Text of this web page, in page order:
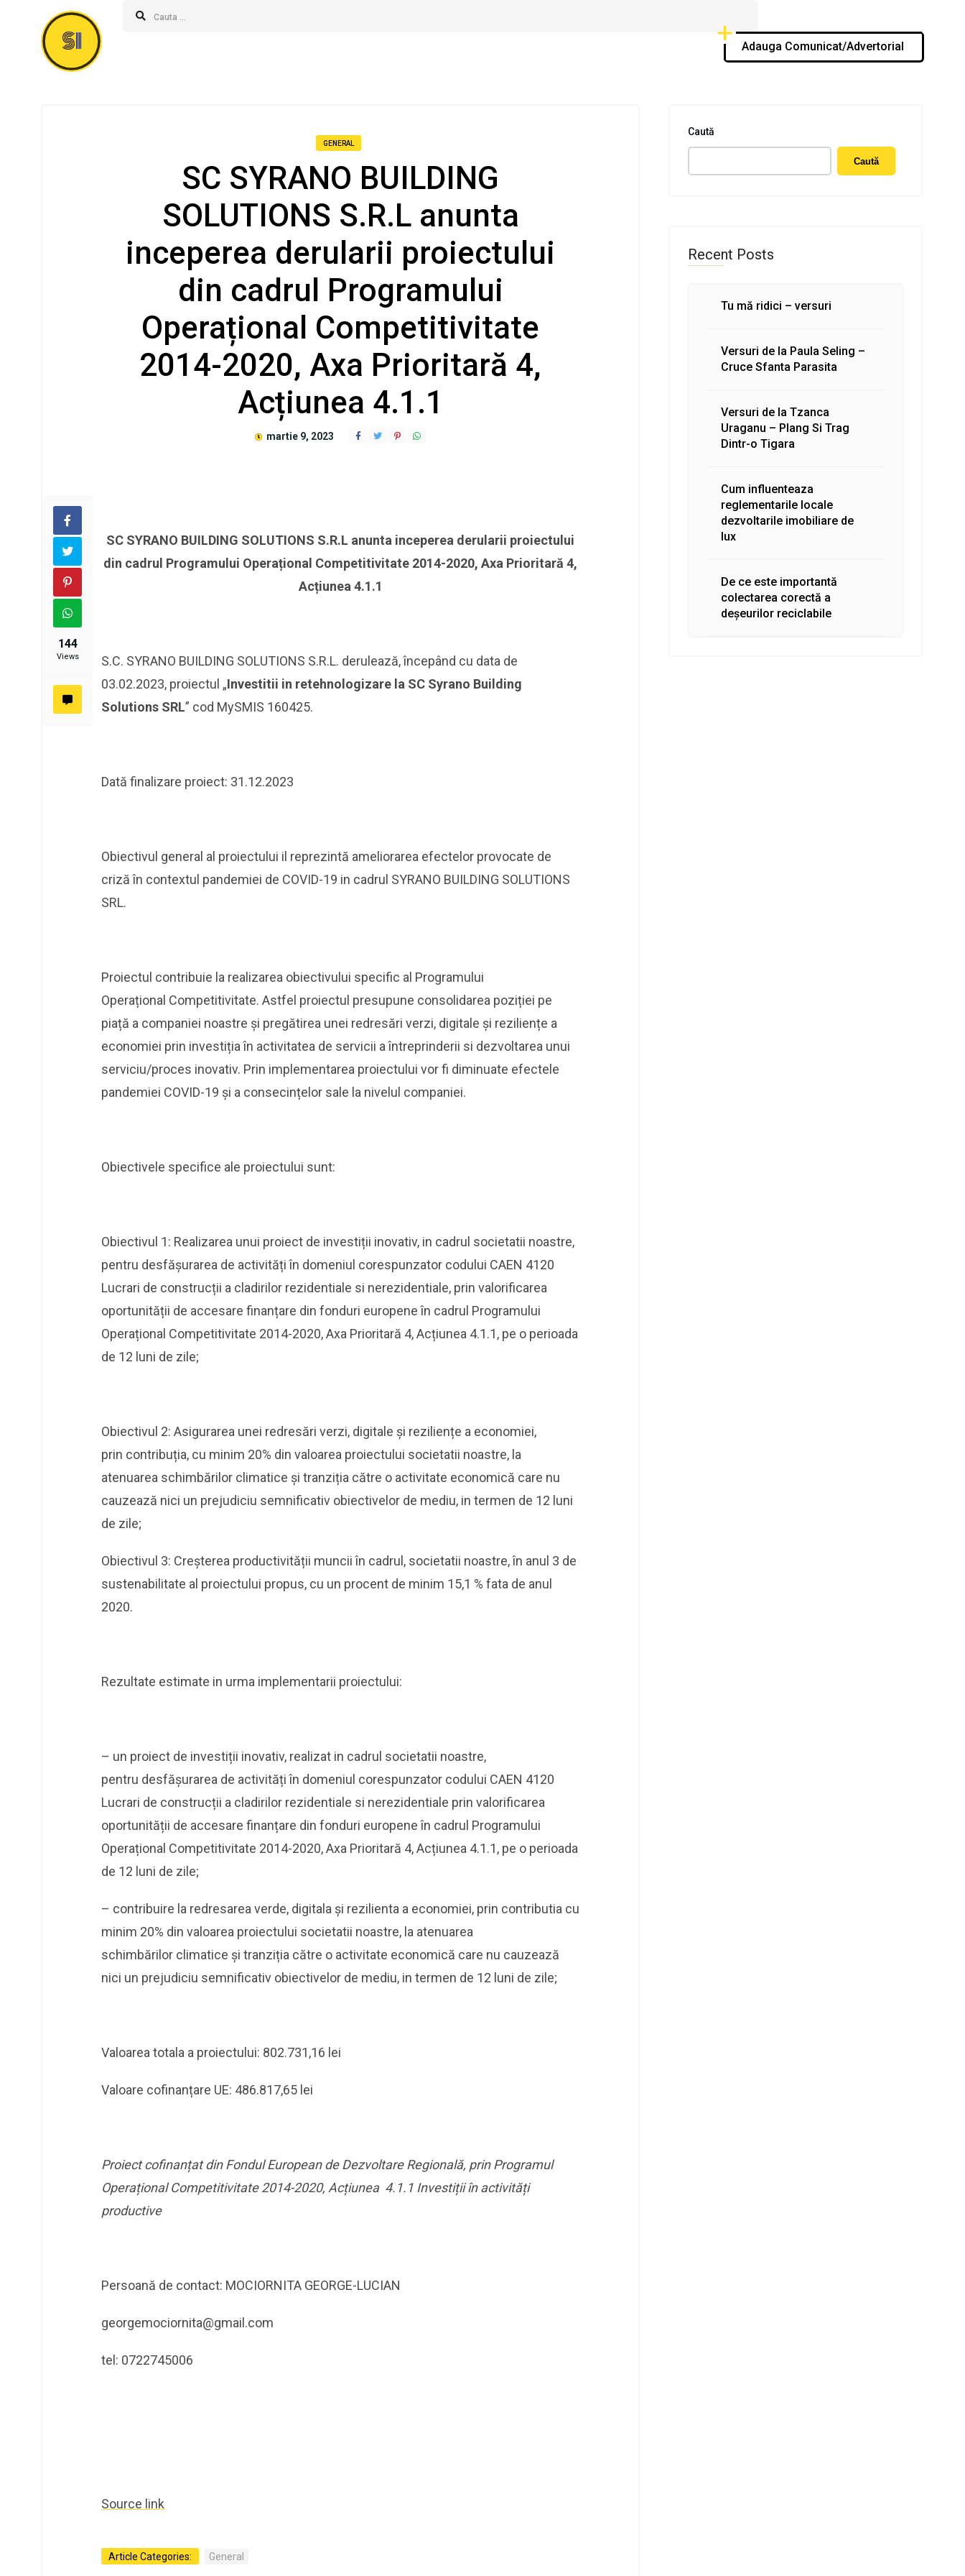
SI Adauga Comunicat/Advertorial
GENERAL
SC SYRANO BUILDING
SOLUTIONS S.R.L anunta
inceperea derularii proiectului
din cadrul Programului
Operațional Competitivitate
2014-2020, Axa Prioritară 4,
Acțiunea 4.1.1
martie 9, 2023
144
Views
SC SYRANO BUILDING SOLUTIONS S.R.L anunta inceperea derularii proiectului
din cadrul Programului Operațional Competitivitate 2014-2020, Axa Prioritară 4,
Acțiunea 4.1.1
S.C. SYRANO BUILDING SOLUTIONS S.R.L. derulează, începând cu data de
03.02.2023, proiectul „Investitii in retehnologizare la SC Syrano Building
Solutions SRL” cod MySMIS 160425.
Dată finalizare proiect: 31.12.2023
Obiectivul general al proiectului il reprezintă ameliorarea efectelor provocate de
criză în contextul pandemiei de COVID-19 in cadrul SYRANO BUILDING SOLUTIONS
SRL.
Proiectul contribuie la realizarea obiectivului specific al Programului
Operațional Competitivitate. Astfel proiectul presupune consolidarea poziției pe
piață a companiei noastre și pregătirea unei redresări verzi, digitale și reziliențe a
economiei prin investiția în activitatea de servicii a întreprinderii si dezvoltarea unui
serviciu/proces inovativ. Prin implementarea proiectului vor fi diminuate efectele
pandemiei COVID-19 și a consecințelor sale la nivelul companiei.
Obiectivele specifice ale proiectului sunt:
Obiectivul 1: Realizarea unui proiect de investiții inovativ, in cadrul societatii noastre,
pentru desfășurarea de activități în domeniul corespunzator codului CAEN 4120
Lucrari de construcții a cladirilor rezidentiale si nerezidentiale, prin valorificarea
oportunității de accesare finanțare din fonduri europene în cadrul Programului
Operațional Competitivitate 2014-2020, Axa Prioritară 4, Acțiunea 4.1.1, pe o perioada
de 12 luni de zile;
Obiectivul 2: Asigurarea unei redresări verzi, digitale și reziliențe a economiei,
prin contribuția, cu minim 20% din valoarea proiectului societatii noastre, la
atenuarea schimbărilor climatice și tranziția către o activitate economică care nu
cauzează nici un prejudiciu semnificativ obiectivelor de mediu, in termen de 12 luni
de zile;
Obiectivul 3: Creșterea productivității muncii în cadrul, societatii noastre, în anul 3 de
sustenabilitate al proiectului propus, cu un procent de minim 15,1 % fata de anul
2020.
Rezultate estimate in urma implementarii proiectului:
– un proiect de investiții inovativ, realizat in cadrul societatii noastre,
pentru desfășurarea de activități în domeniul corespunzator codului CAEN 4120
Lucrari de construcții a cladirilor rezidentiale si nerezidentiale prin valorificarea
oportunității de accesare finanțare din fonduri europene în cadrul Programului
Operațional Competitivitate 2014-2020, Axa Prioritară 4, Acțiunea 4.1.1, pe o perioada
de 12 luni de zile;
– contribuire la redresarea verde, digitala și rezilienta a economiei, prin contributia cu
minim 20% din valoarea proiectului societatii noastre, la atenuarea
schimbărilor climatice și tranziția către o activitate economică care nu cauzează
nici un prejudiciu semnificativ obiectivelor de mediu, in termen de 12 luni de zile;
Valoarea totala a proiectului: 802.731,16 lei
Valoare cofinanțare UE: 486.817,65 lei
Proiect cofinanțat din Fondul European de Dezvoltare Regională, prin Programul
Operațional Competitivitate 2014-2020, Acțiunea 4.1.1 Investiții în activități
productive
Persoană de contact: MOCIORNITA GEORGE-LUCIAN
georgemociornita@gmail.com
tel: 0722745006
Source link
Article Categories: General
Caută
Caută
Recent Posts
Tu mă ridici – versuri
Versuri de la Paula Seling –
Cruce Sfanta Parasita
Versuri de la Tzanca
Uraganu – Plang Si Trag
Dintr-o Tigara
Cum influenteaza
reglementarile locale
dezvoltarile imobiliare de
lux
De ce este importantă
colectarea corectă a
deșeurilor reciclabile